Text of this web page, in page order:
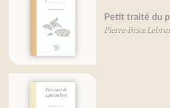
Petit traité du pois chiche
Pierre-Brice Lebrun